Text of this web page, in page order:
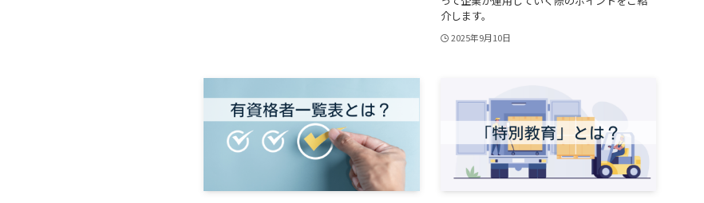
介します。
2025年9月10日